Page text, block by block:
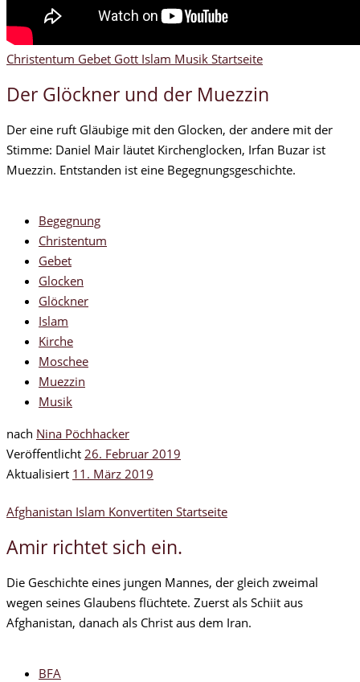
Christentum Gebet Gott Islam Musik Startseite
Der Glöckner und der Muezzin
Der eine ruft Gläubige mit den Glocken, der andere mit der
Stimme: Daniel Mair läutet Kirchenglocken, Irfan Buzar ist
Muezzin. Entstanden ist eine Begegnungsgeschichte.
Begegnung
Christentum
Gebet
Glocken
Glöckner
Islam
Kirche
Moschee
Muezzin
Musik
nach Nina Pöchhacker
Veröffentlicht 26. Februar 2019
Aktualisiert 11. März 2019
Afghanistan Islam Konvertiten Startseite
Amir richtet sich ein.
Die Geschichte eines jungen Mannes, der gleich zweimal
wegen seines Glaubens flüchtete. Zuerst als Schiit aus
Afghanistan, danach als Christ aus dem Iran.
BFA